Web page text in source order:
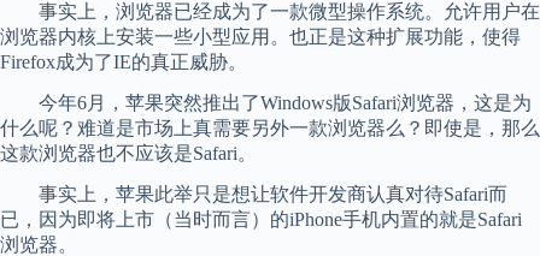
事实上，浏览器已经成为了一款微型操作系统。允许用户在
浏览器内核上安装一些小型应用。也正是这种扩展功能，使得
Firefox成为了IE的真正威胁。
今年6月，苹果突然推出了Windows版Safari浏览器，这是为
什么呢？难道是市场上真需要另外一款浏览器么？即使是，那么
这款浏览器也不应该是Safari。
事实上，苹果此举只是想让软件开发商认真对待Safari而
已，因为即将上市（当时而言）的iPhone手机内置的就是Safari
浏览器。